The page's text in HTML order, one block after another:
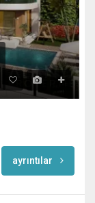
ayrıntılar